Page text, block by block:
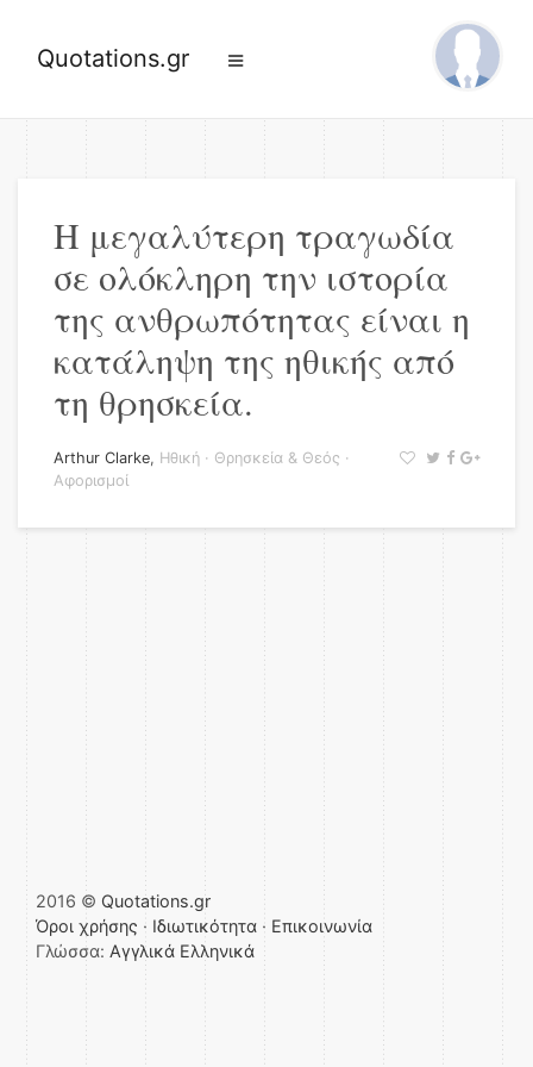
Quotations.gr
Η μεγαλύτερη τραγωδία
σε ολόκληρη την ιστορία
της ανθρωπότητας είναι η
κατάληψη της ηθικής από
τη θρησκεία.
Arthur Clarke, Ηθική · Θρησκεία & Θεός ·
Αφορισμοί
2016 © Quotations.gr
Όροι χρήσης · Ιδιωτικότητα · Επικοινωνία
Γλώσσα: Αγγλικά Ελληνικά